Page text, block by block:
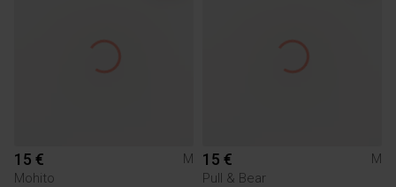
15 €
M
Mohito
15 €
M
Pull & Bear